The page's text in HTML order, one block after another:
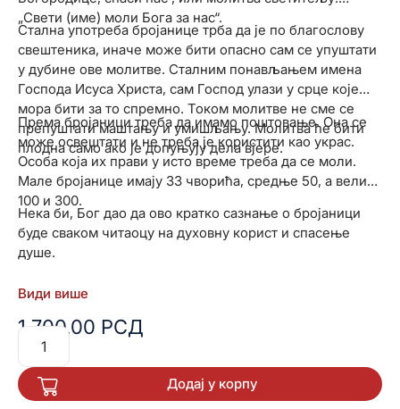
„Свети (име) моли Бога за нас“.
Стална употреба бројанице трба да је по благослову
свештеника, иначе може бити опасно сам се упуштати
у дубине ове молитве. Сталним понављањем имена
Господа Исуса Христа, сам Господ улази у срце које
мора бити за то спремно. Током молитве не сме се
препуштати маштању и умишљању. Молитва ће бити
плодна само ако је допуњују дела вјере.
Према бројаници треба да имамо поштовање. Она се
може освештати и не треба је користити као украс.
Особа која их прави у исто време треба да се моли.
Мале бројанице имају 33 чворића, средње 50, а велике
100 и 300.
Нека би, Бог дао да ово кратко сазнање о бројаници
буде сваком читаоцу на духовну корист и спасење
душе.
Види више
1.700,00 РСД
Додај у корпу